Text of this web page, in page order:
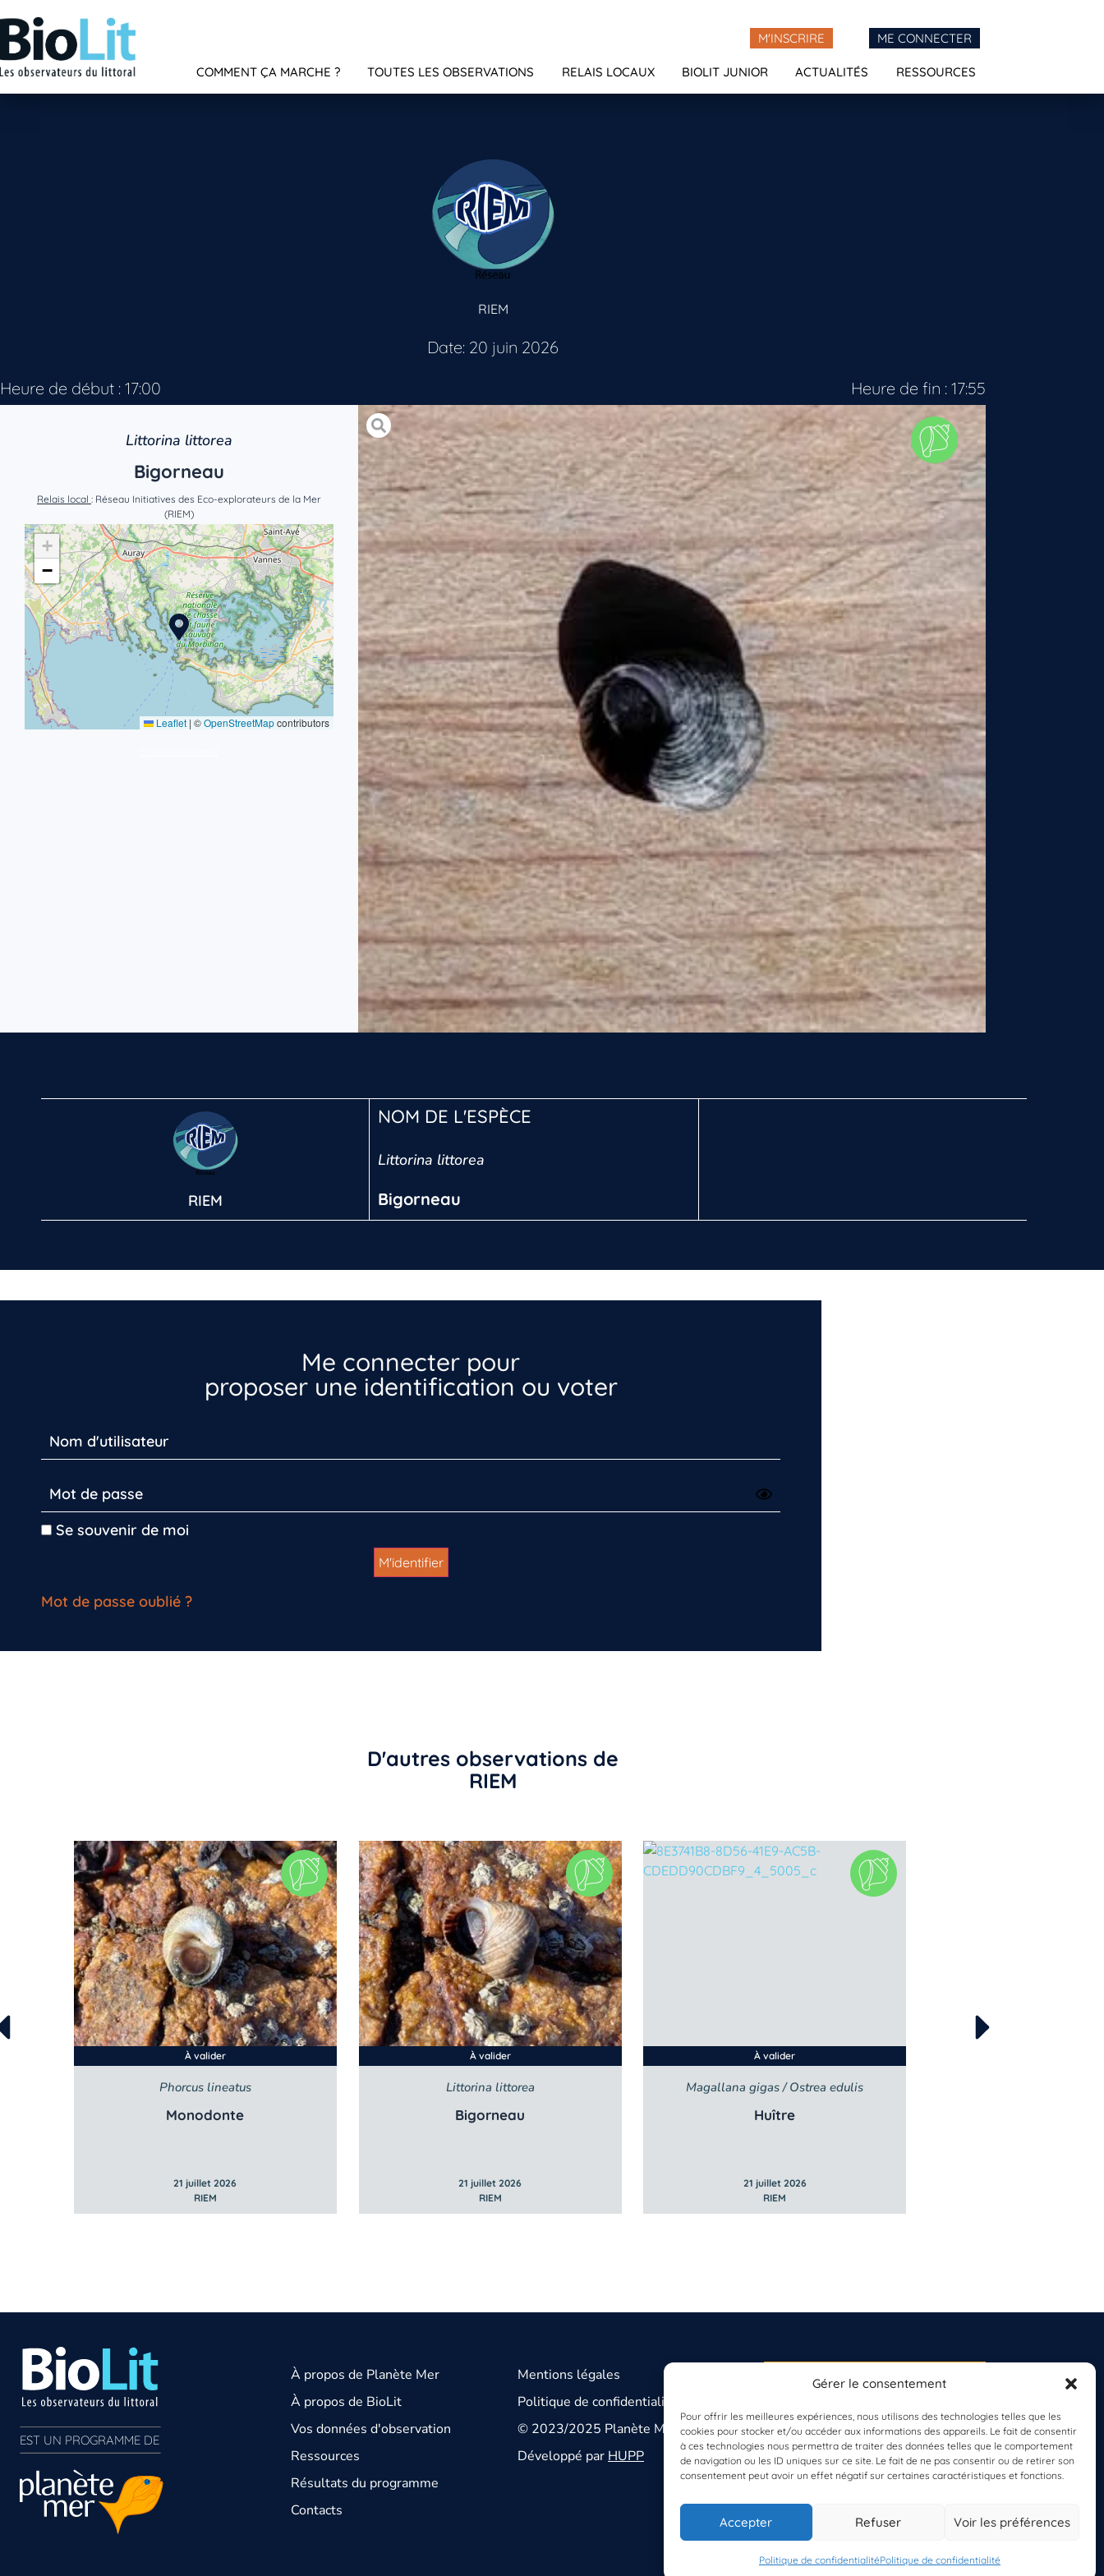
Gérer le consentement
Pour offrir les meilleures expériences, nous utilisons des technologies telles que les
cookies pour stocker et/ou accéder aux informations des appareils. Le fait de consentir
à ces technologies nous permettra de traiter des données telles que le comportement
de navigation ou les ID uniques sur ce site. Le fait de ne pas consentir ou de retirer son
consentement peut avoir un effet négatif sur certaines caractéristiques et fonctions.
Accepter Refuser Voir les préférences
Politique de confidentialitéPolitique de confidentialité
M'INSCRIRE ME CONNECTER
COMMENT ÇA MARCHE ? TOUTES LES OBSERVATIONS RELAIS LOCAUX BIOLIT JUNIOR ACTUALITÉS RESSOURCES
RIEM
Date: 20 juin 2026
Heure de début : 17:00
Heure de fin : 17:55
Littorina littorea
Bigorneau
Relais local : Réseau Initiatives des Eco-explorateurs de la Mer
(RIEM)
+
−
Leaflet | ©OpenStreetMapcontributors
RIEM
NOM DE L'ESPÈCE
Littorina littorea
Bigorneau
Me connecter pour
proposer une identification ou voter
Se souvenir de moi
Mot de passe oublié ?
D'autres observations de
RIEM
À valider
Phorcus lineatus
Monodonte
21 juillet 2026
RIEM
À valider
Littorina littorea
Bigorneau
21 juillet 2026
RIEM
À valider
Magallana gigas / Ostrea edulis
Huître
21 juillet 2026
RIEM
EST UN PROGRAMME DE
À propos de Planète Mer
À propos de BioLit
Vos données d'observation
Ressources
Résultats du programme
Contacts
Mentions légales
Politique de confidentialité
© 2023/2025 Planète Mer
Développé parHUPP
S'INSCRIRE À LA
PLANÈTE MER